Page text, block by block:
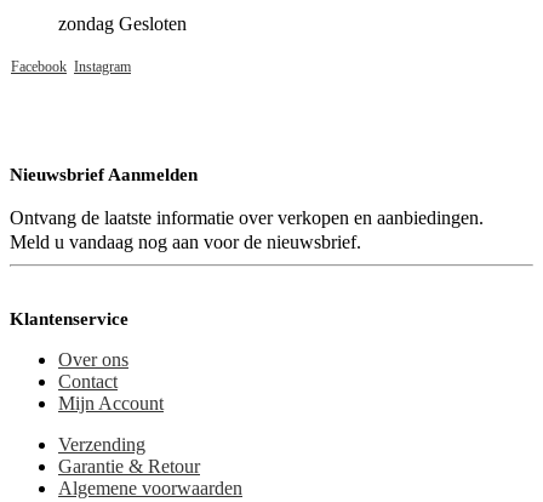
zondag Gesloten
Facebook Instagram
Nieuwsbrief Aanmelden
Ontvang de laatste informatie over verkopen en aanbiedingen.
Meld u vandaag nog aan voor de nieuwsbrief.
Klantenservice
Over ons
Contact
Mijn Account
Verzending
Garantie & Retour
Algemene voorwaarden